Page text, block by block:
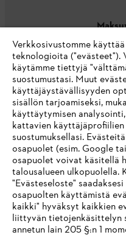
Yritys
STIHL FAQ
Palvelut
IHR BROWSER
Verkkosivustomme
teknologioita ("evästeet").
käytämme tiettyjä
suostumustasi. Muut
käyttäjäystävällisyyden
sisällön tarjoamiseksi,
käyttäytymisen
kattavien käyttäjäprofiilien
suostumuksellasi.
osapuolet (esim. Google
osapuolet voivat käsitellä
talousalueen ulkopuolella.
"Evästeseloste"
osapuolten käyttämistä
kaikki" hyväksyt kaikkien
liittyvän tietojenkäsittelyn
annetun lain 205 §:n 1